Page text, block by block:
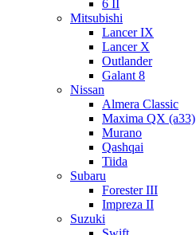
6 II
Mitsubishi
Lancer IX
Lancer X
Outlander
Galant 8
Nissan
Almera Classic
Maxima QX (a33)
Murano
Qashqai
Tiida
Subaru
Forester III
Impreza II
Suzuki